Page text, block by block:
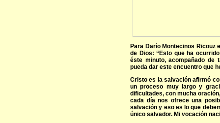
Para Darío Montecinos Ricouz
de Dios: “Esto que ha
éste minuto, acompañado de
pueda dar este encuentro que
Cristo es la salvación afirmó
un proceso muy largo y
dificultades, con mucha
cada día nos ofrece una
salvación y eso es lo que
único salvador. Mi vocación